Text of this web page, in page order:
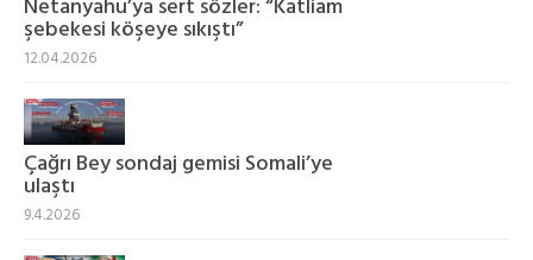
Netanyahu’ya sert sözler: “Katliam
şebekesi köşeye sıkıştı”
12.04.2026
Çağrı Bey sondaj gemisi Somali’ye
ulaştı
9.4.2026